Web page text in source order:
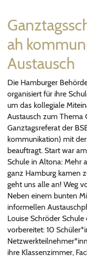
ah
Austausch
Die Hamburger
organisiert für ihre
um das kollegiale
Austausch zum Thema
Ganztagsreferat der
kommunikation) mit
beauftragt. Start war
Schule in Altona: Mehr
ganz Hamburg kamen
geht uns alle an! Weg
Neben einem bunten
informellen
Louise Schröder
vorbereitet: 10
ihre Klassenzimmer,